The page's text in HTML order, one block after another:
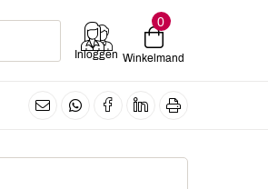
Inloggen
0
Winkelmand